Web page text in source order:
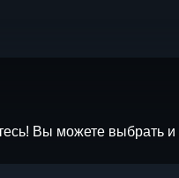
Вы можете выбрать